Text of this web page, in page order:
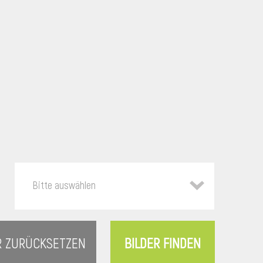
Bitte auswählen